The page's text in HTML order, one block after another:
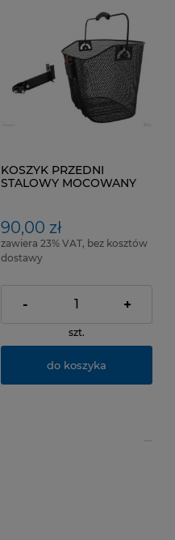
KOSZYK PRZEDNI
STALOWY MOCOWANY
90,00 zł
zawiera 23% VAT, bez kosztów
dostawy
- +
szt.
do koszyka